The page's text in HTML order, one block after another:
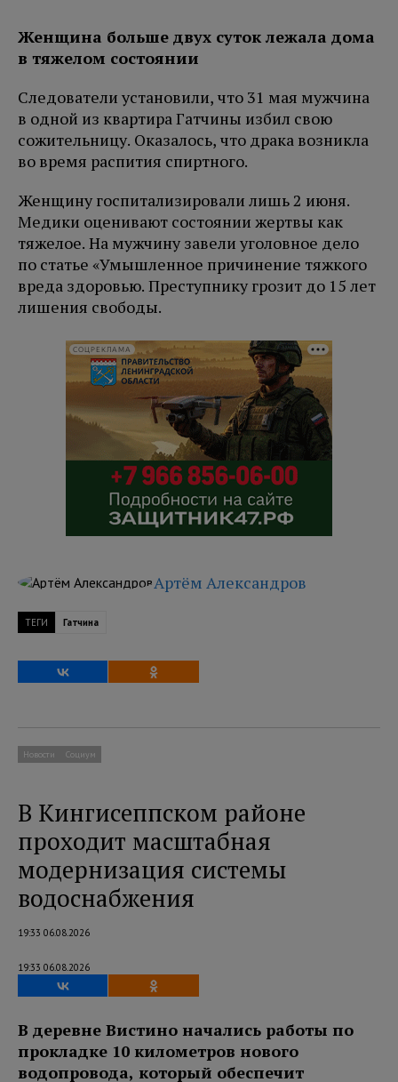
Женщина больше двух суток лежала дома
в тяжелом состоянии
Следователи установили, что 31 мая мужчина
в одной из квартира Гатчины избил свою
сожительницу. Оказалось, что драка возникла
во время распития спиртного.
Женщину госпитализировали лишь 2 июня.
Медики оценивают состоянии жертвы как
тяжелое. На мужчину завели уголовное дело
по статье «Умышленное причинение тяжкого
вреда здоровью. Преступнику грозит до 15 лет
лишения свободы.
СОЦРЕКЛАМА
Артём Александров
ТЕГИ Гатчина
Новости Социум
В Кингисеппском районе
проходит масштабная
модернизация системы
водоснабжения
19:33 06.08.2026
19:33 06.08.2026
В деревне Вистино начались работы по
прокладке 10 километров нового
водопровода, который обеспечит